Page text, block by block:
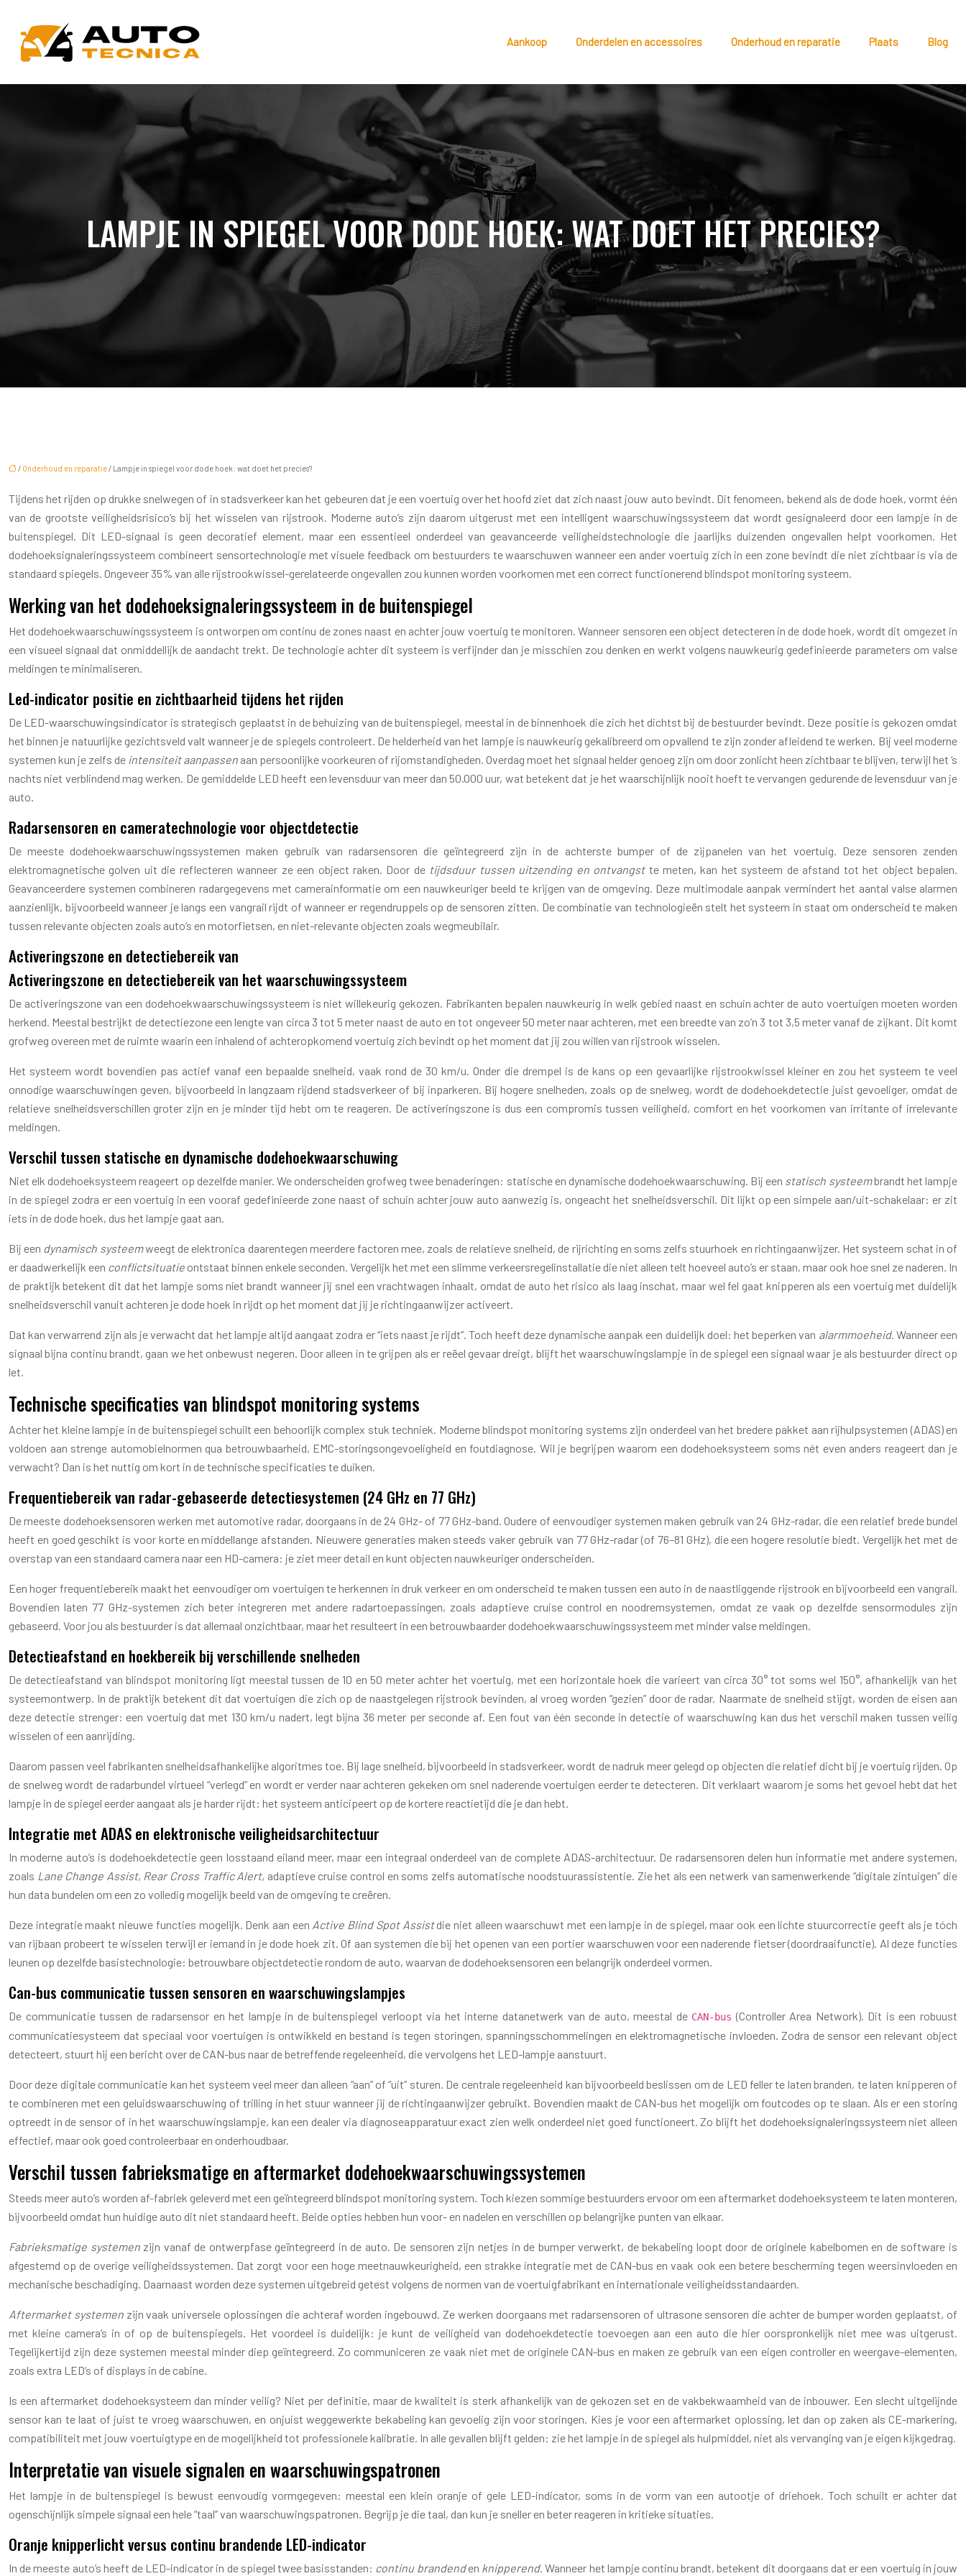
Aankoop Onderdelen en accessoires Onderhoud en reparatie Plaats Blog
LAMPJE IN SPIEGEL VOOR DODE HOEK: WAT DOET HET PRECIES?
/ Onderhoud en reparatie/ Lampje in spiegel voor dode hoek: wat doet het precies?
Tijdens het rijden op drukke snelwegen of in stadsverkeer kan het gebeuren dat je een voertuig over het hoofd ziet dat zich naast jouw auto bevindt. Dit fenomeen, bekend als de dode hoek, vormt één
van de grootste veiligheidsrisico’s bij het wisselen van rijstrook. Moderne auto’s zijn daarom uitgerust met een intelligent waarschuwingssysteem dat wordt gesignaleerd door een lampje in de
buitenspiegel. Dit LED-signaal is geen decoratief element, maar een essentieel onderdeel van geavanceerde veiligheidstechnologie die jaarlijks duizenden ongevallen helpt voorkomen. Het
dodehoeksignaleringssysteem combineert sensortechnologie met visuele feedback om bestuurders te waarschuwen wanneer een ander voertuig zich in een zone bevindt die niet zichtbaar is via de
standaard spiegels. Ongeveer 35% van alle rijstrookwissel-gerelateerde ongevallen zou kunnen worden voorkomen met een correct functionerend blindspot monitoring systeem.
Werking van het dodehoeksignaleringssysteem in de buitenspiegel
Het dodehoekwaarschuwingssysteem is ontworpen om continu de zones naast en achter jouw voertuig te monitoren. Wanneer sensoren een object detecteren in de dode hoek, wordt dit omgezet in
een visueel signaal dat onmiddellijk de aandacht trekt. De technologie achter dit systeem is verfijnder dan je misschien zou denken en werkt volgens nauwkeurig gedefinieerde parameters om valse
meldingen te minimaliseren.
Led-indicator positie en zichtbaarheid tijdens het rijden
De LED-waarschuwingsindicator is strategisch geplaatst in de behuizing van de buitenspiegel, meestal in de binnenhoek die zich het dichtst bij de bestuurder bevindt. Deze positie is gekozen omdat
het binnen je natuurlijke gezichtsveld valt wanneer je de spiegels controleert. De helderheid van het lampje is nauwkeurig gekalibreerd om opvallend te zijn zonder afleidend te werken. Bij veel moderne
systemen kun je zelfs de intensiteit aanpassen aan persoonlijke voorkeuren of rijomstandigheden. Overdag moet het signaal helder genoeg zijn om door zonlicht heen zichtbaar te blijven, terwijl het ‘s
nachts niet verblindend mag werken. De gemiddelde LED heeft een levensduur van meer dan 50.000 uur, wat betekent dat je het waarschijnlijk nooit hoeft te vervangen gedurende de levensduur van je
auto.
Radarsensoren en cameratechnologie voor objectdetectie
De meeste dodehoekwaarschuwingssystemen maken gebruik van radarsensoren die geïntegreerd zijn in de achterste bumper of de zijpanelen van het voertuig. Deze sensoren zenden
elektromagnetische golven uit die reflecteren wanneer ze een object raken. Door de tijdsduur tussen uitzending en ontvangstte meten, kan het systeem de afstand tot het object bepalen.
Geavanceerdere systemen combineren radargegevens met camerainformatie om een nauwkeuriger beeld te krijgen van de omgeving. Deze multimodale aanpak vermindert het aantal valse alarmen
aanzienlijk, bijvoorbeeld wanneer je langs een vangrail rijdt of wanneer er regendruppels op de sensoren zitten. De combinatie van technologieën stelt het systeem in staat om onderscheid te maken
tussen relevante objecten zoals auto’s en motorfietsen, en niet-relevante objecten zoals wegmeubilair.
Activeringszone en detectiebereik van
Activeringszone en detectiebereik van het waarschuwingssysteem
De activeringszone van een dodehoekwaarschuwingssysteem is niet willekeurig gekozen. Fabrikanten bepalen nauwkeurig in welk gebied naast en schuin achter de auto voertuigen moeten worden
herkend. Meestal bestrijkt de detectiezone een lengte van circa 3 tot 5 meter naast de auto en tot ongeveer 50 meter naar achteren, met een breedte van zo’n 3 tot 3,5 meter vanaf de zijkant. Dit komt
grofweg overeen met de ruimte waarin een inhalend of achteropkomend voertuig zich bevindt op het moment dat jij zou willen van rijstrook wisselen.
Het systeem wordt bovendien pas actief vanaf een bepaalde snelheid, vaak rond de 30 km/u. Onder die drempel is de kans op een gevaarlijke rijstrookwissel kleiner en zou het systeem te veel
onnodige waarschuwingen geven, bijvoorbeeld in langzaam rijdend stadsverkeer of bij inparkeren. Bij hogere snelheden, zoals op de snelweg, wordt de dodehoekdetectie juist gevoeliger, omdat de
relatieve snelheidsverschillen groter zijn en je minder tijd hebt om te reageren. De activeringszone is dus een compromis tussen veiligheid, comfort en het voorkomen van irritante of irrelevante
meldingen.
Verschil tussen statische en dynamische dodehoekwaarschuwing
Niet elk dodehoeksysteem reageert op dezelfde manier. We onderscheiden grofweg twee benaderingen: statische en dynamische dodehoekwaarschuwing. Bij een statisch systeembrandt het lampje
in de spiegel zodra er een voertuig in een vooraf gedefinieerde zone naast of schuin achter jouw auto aanwezig is, ongeacht het snelheidsverschil. Dit lijkt op een simpele aan/uit-schakelaar: er zit
iets in de dode hoek, dus het lampje gaat aan.
Bij een dynamisch systeemweegt de elektronica daarentegen meerdere factoren mee, zoals de relatieve snelheid, de rijrichting en soms zelfs stuurhoek en richtingaanwijzer. Het systeem schat in of
er daadwerkelijk een conflictsituatie ontstaat binnen enkele seconden. Vergelijk het met een slimme verkeersregelinstallatie die niet alleen telt hoeveel auto’s er staan, maar ook hoe snel ze naderen. In
de praktijk betekent dit dat het lampje soms níet brandt wanneer jij snel een vrachtwagen inhaalt, omdat de auto het risico als laag inschat, maar wel fel gaat knipperen als een voertuig met duidelijk
snelheidsverschil vanuit achteren je dode hoek in rijdt op het moment dat jij je richtingaanwijzer activeert.
Dat kan verwarrend zijn als je verwacht dat het lampje altijd aangaat zodra er “iets naast je rijdt”. Toch heeft deze dynamische aanpak een duidelijk doel: het beperken van alarmmoeheid. Wanneer een
signaal bijna continu brandt, gaan we het onbewust negeren. Door alleen in te grijpen als er reëel gevaar dreigt, blijft het waarschuwingslampje in de spiegel een signaal waar je als bestuurder direct op
let.
Technische specificaties van blindspot monitoring systems
Achter het kleine lampje in de buitenspiegel schuilt een behoorlijk complex stuk techniek. Moderne blindspot monitoring systems zijn onderdeel van het bredere pakket aan rijhulpsystemen (ADAS) en
voldoen aan strenge automobielnormen qua betrouwbaarheid, EMC-storingsongevoeligheid en foutdiagnose. Wil je begrijpen waarom een dodehoeksysteem soms nét even anders reageert dan je
verwacht? Dan is het nuttig om kort in de technische specificaties te duiken.
Frequentiebereik van radar-gebaseerde detectiesystemen (24 GHz en 77 GHz)
De meeste dodehoeksensoren werken met automotive radar, doorgaans in de 24 GHz- of 77 GHz-band. Oudere of eenvoudiger systemen maken gebruik van 24 GHz-radar, die een relatief brede bundel
heeft en goed geschikt is voor korte en middellange afstanden. Nieuwere generaties maken steeds vaker gebruik van 77 GHz-radar (of 76–81 GHz), die een hogere resolutie biedt. Vergelijk het met de
overstap van een standaard camera naar een HD-camera: je ziet meer detail en kunt objecten nauwkeuriger onderscheiden.
Een hoger frequentiebereik maakt het eenvoudiger om voertuigen te herkennen in druk verkeer en om onderscheid te maken tussen een auto in de naastliggende rijstrook en bijvoorbeeld een vangrail.
Bovendien laten 77 GHz-systemen zich beter integreren met andere radartoepassingen, zoals adaptieve cruise control en noodremsystemen, omdat ze vaak op dezelfde sensormodules zijn
gebaseerd. Voor jou als bestuurder is dat allemaal onzichtbaar, maar het resulteert in een betrouwbaarder dodehoekwaarschuwingssysteem met minder valse meldingen.
Detectieafstand en hoekbereik bij verschillende snelheden
De detectieafstand van blindspot monitoring ligt meestal tussen de 10 en 50 meter achter het voertuig, met een horizontale hoek die varieert van circa 30° tot soms wel 150°, afhankelijk van het
systeemontwerp. In de praktijk betekent dit dat voertuigen die zich op de naastgelegen rijstrook bevinden, al vroeg worden “gezien” door de radar. Naarmate de snelheid stijgt, worden de eisen aan
deze detectie strenger: een voertuig dat met 130 km/u nadert, legt bijna 36 meter per seconde af. Een fout van één seconde in detectie of waarschuwing kan dus het verschil maken tussen veilig
wisselen of een aanrijding.
Daarom passen veel fabrikanten snelheidsafhankelijke algoritmes toe. Bij lage snelheid, bijvoorbeeld in stadsverkeer, wordt de nadruk meer gelegd op objecten die relatief dicht bij je voertuig rijden. Op
de snelweg wordt de radarbundel virtueel “verlegd” en wordt er verder naar achteren gekeken om snel naderende voertuigen eerder te detecteren. Dit verklaart waarom je soms het gevoel hebt dat het
lampje in de spiegel eerder aangaat als je harder rijdt: het systeem anticipeert op de kortere reactietijd die je dan hebt.
Integratie met ADAS en elektronische veiligheidsarchitectuur
In moderne auto’s is dodehoekdetectie geen losstaand eiland meer, maar een integraal onderdeel van de complete ADAS-architectuur. De radarsensoren delen hun informatie met andere systemen,
zoals Lane Change Assist, Rear Cross Traffic Alert, adaptieve cruise control en soms zelfs automatische noodstuurassistentie. Zie het als een netwerk van samenwerkende “digitale zintuigen” die
hun data bundelen om een zo volledig mogelijk beeld van de omgeving te creëren.
Deze integratie maakt nieuwe functies mogelijk. Denk aan een Active Blind Spot Assistdie niet alleen waarschuwt met een lampje in de spiegel, maar ook een lichte stuurcorrectie geeft als je tóch
van rijbaan probeert te wisselen terwijl er iemand in je dode hoek zit. Of aan systemen die bij het openen van een portier waarschuwen voor een naderende fietser (doordraaifunctie). Al deze functies
leunen op dezelfde basistechnologie: betrouwbare objectdetectie rondom de auto, waarvan de dodehoeksensoren een belangrijk onderdeel vormen.
Can-bus communicatie tussen sensoren en waarschuwingslampjes
De communicatie tussen de radarsensor en het lampje in de buitenspiegel verloopt via het interne datanetwerk van de auto, meestal de CAN-bus (Controller Area Network). Dit is een robuust
communicatiesysteem dat speciaal voor voertuigen is ontwikkeld en bestand is tegen storingen, spanningsschommelingen en elektromagnetische invloeden. Zodra de sensor een relevant object
detecteert, stuurt hij een bericht over de CAN-bus naar de betreffende regeleenheid, die vervolgens het LED-lampje aanstuurt.
Door deze digitale communicatie kan het systeem veel meer dan alleen “aan” of “uit” sturen. De centrale regeleenheid kan bijvoorbeeld beslissen om de LED feller te laten branden, te laten knipperen of
te combineren met een geluidswaarschuwing of trilling in het stuur wanneer jij de richtingaanwijzer gebruikt. Bovendien maakt de CAN-bus het mogelijk om foutcodes op te slaan. Als er een storing
optreedt in de sensor of in het waarschuwingslampje, kan een dealer via diagnoseapparatuur exact zien welk onderdeel niet goed functioneert. Zo blijft het dodehoeksignaleringssysteem niet alleen
effectief, maar ook goed controleerbaar en onderhoudbaar.
Verschil tussen fabrieksmatige en aftermarket dodehoekwaarschuwingssystemen
Steeds meer auto’s worden af-fabriek geleverd met een geïntegreerd blindspot monitoring system. Toch kiezen sommige bestuurders ervoor om een aftermarket dodehoeksysteem te laten monteren,
bijvoorbeeld omdat hun huidige auto dit niet standaard heeft. Beide opties hebben hun voor- en nadelen en verschillen op belangrijke punten van elkaar.
Fabrieksmatige systemenzijn vanaf de ontwerpfase geïntegreerd in de auto. De sensoren zijn netjes in de bumper verwerkt, de bekabeling loopt door de originele kabelbomen en de software is
afgestemd op de overige veiligheidssystemen. Dat zorgt voor een hoge meetnauwkeurigheid, een strakke integratie met de CAN-bus en vaak ook een betere bescherming tegen weersinvloeden en
mechanische beschadiging. Daarnaast worden deze systemen uitgebreid getest volgens de normen van de voertuigfabrikant en internationale veiligheidsstandaarden.
Aftermarket systemenzijn vaak universele oplossingen die achteraf worden ingebouwd. Ze werken doorgaans met radarsensoren of ultrasone sensoren die achter de bumper worden geplaatst, of
met kleine camera’s in of op de buitenspiegels. Het voordeel is duidelijk: je kunt de veiligheid van dodehoekdetectie toevoegen aan een auto die hier oorspronkelijk niet mee was uitgerust.
Tegelijkertijd zijn deze systemen meestal minder diep geïntegreerd. Zo communiceren ze vaak niet met de originele CAN-bus en maken ze gebruik van een eigen controller en weergave-elementen,
zoals extra LED’s of displays in de cabine.
Is een aftermarket dodehoeksysteem dan minder veilig? Niet per definitie, maar de kwaliteit is sterk afhankelijk van de gekozen set en de vakbekwaamheid van de inbouwer. Een slecht uitgelijnde
sensor kan te laat of juist te vroeg waarschuwen, en onjuist weggewerkte bekabeling kan gevoelig zijn voor storingen. Kies je voor een aftermarket oplossing, let dan op zaken als CE-markering,
compatibiliteit met jouw voertuigtype en de mogelijkheid tot professionele kalibratie. In alle gevallen blijft gelden: zie het lampje in de spiegel als hulpmiddel, niet als vervanging van je eigen kijkgedrag.
Interpretatie van visuele signalen en waarschuwingspatronen
Het lampje in de buitenspiegel is bewust eenvoudig vormgegeven: meestal een klein oranje of gele LED-indicator, soms in de vorm van een autootje of driehoek. Toch schuilt er achter dat
ogenschijnlijk simpele signaal een hele “taal” van waarschuwingspatronen. Begrijp je die taal, dan kun je sneller en beter reageren in kritieke situaties.
Oranje knipperlicht versus continu brandende LED-indicator
In de meeste auto’s heeft de LED-indicator in de spiegel twee basisstanden: continu brandenden knipperend. Wanneer het lampje continu brandt, betekent dit doorgaans dat er een voertuig in jouw